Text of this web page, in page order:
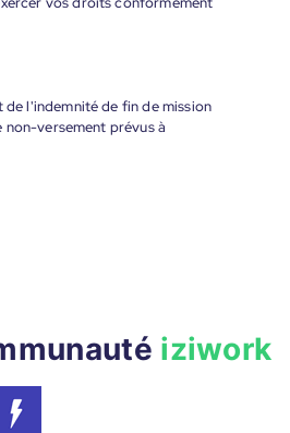
de l'indemnité de fin de mission
non-versement prévus à
iziwork